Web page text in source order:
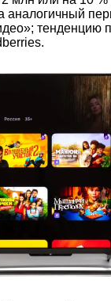
аналогичный
тенденцию